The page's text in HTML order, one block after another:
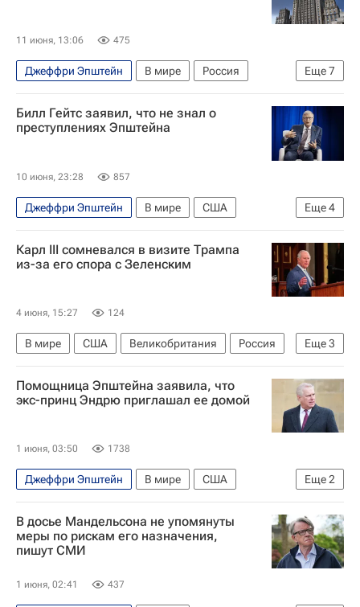
11 июня, 13:06 475
Еще7
Джеффри Эпштейн В мире
Россия
Москва
Киев
Мария Захарова
Антониу Гутерреш
Удар ВСУ по колледжу в Старобельске
Билл Гейтс заявил, что не знал о
преступлениях Эпштейна
10 июня, 23:28 857
Еще4
Джеффри Эпштейн В мире
США
Флорида
Нью-Йорк (город)
Билл Гейтс
Microsoft Corporation
Карл III сомневался в визите Трампа
из-за его спора с Зеленским
4 июня, 15:27 124
Еще3
В мире США Великобритания
Россия
Дональд Трамп
Карл III
Владимир Зеленский
Помощница Эпштейна заявила, что
экс-принц Эндрю приглашал ее домой
1 июня, 03:50 1738
Еще2
Джеффри Эпштейн В мире
США
Виндзор
Карл III
В досье Мандельсона не упомянуты
меры по рискам его назначения,
пишут СМИ
1 июня, 02:41 437